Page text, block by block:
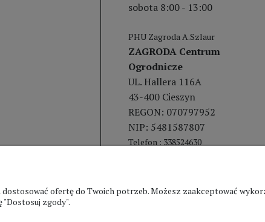
sobota 8:00 - 13:00
PHU Zagroda A.Szlaur
ZAGRODA Centrum
Ogrodnicze
UL. Hallera 116A
43-400 Cieszyn
REGON: 070797952
NIP: 5481587807
Telefon : 338524630
ofertę do Twoich potrzeb. Możesz zaakceptować
zgody".